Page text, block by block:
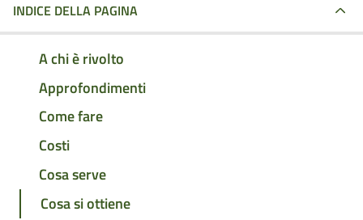
INDICE DELLA PAGINA
A chi è rivolto
Approfondimenti
Come fare
Costi
Cosa serve
Cosa si ottiene